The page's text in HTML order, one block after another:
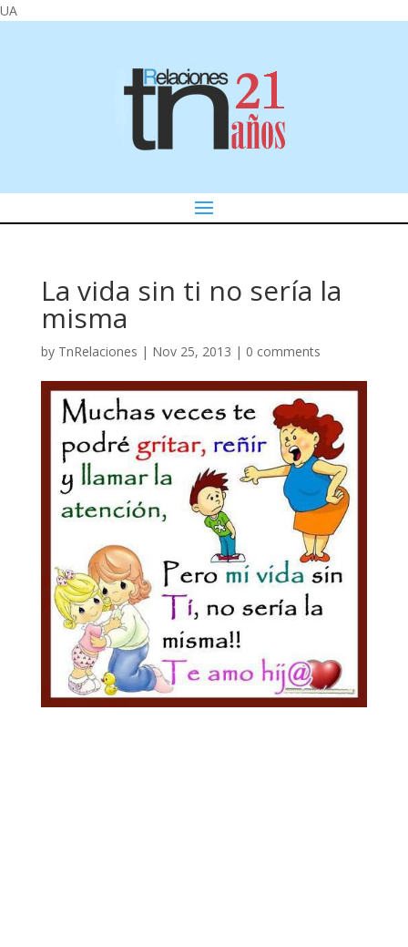
UA
La vida sin ti no sería la
misma
by TnRelaciones | Nov 25, 2013 | 0 comments